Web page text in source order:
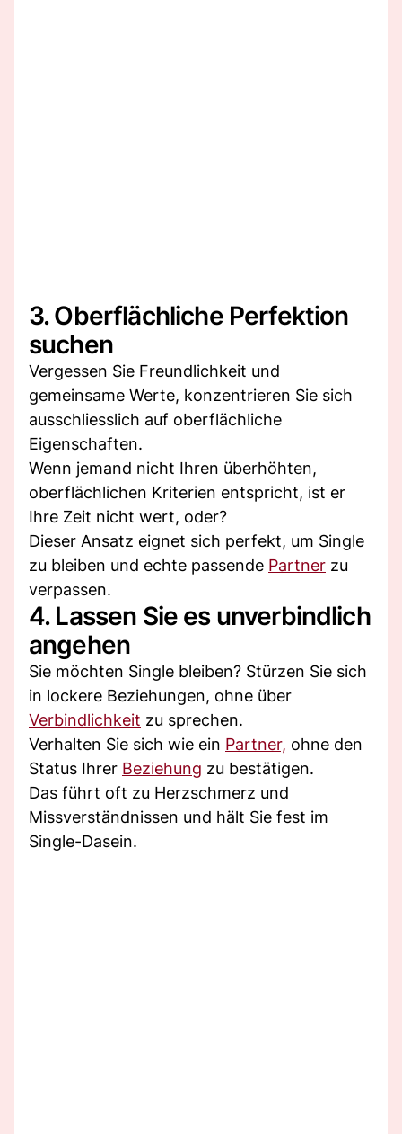
3. Oberflächliche Perfektion
suchen
Vergessen Sie Freundlichkeit und
gemeinsame Werte, konzentrieren Sie sich
ausschliesslich auf oberflächliche
Eigenschaften.
Wenn jemand nicht Ihren überhöhten,
oberflächlichen Kriterien entspricht, ist er
Ihre Zeit nicht wert, oder?
Dieser Ansatz eignet sich perfekt, um Single
zu bleiben und echte passende Partner zu
verpassen.
4. Lassen Sie es unverbindlich
angehen
Sie möchten Single bleiben? Stürzen Sie sich
in lockere Beziehungen, ohne über
Verbindlichkeit zu sprechen.
Verhalten Sie sich wie ein Partner, ohne den
Status Ihrer Beziehung zu bestätigen.
Das führt oft zu Herzschmerz und
Missverständnissen und hält Sie fest im
Single-Dasein.